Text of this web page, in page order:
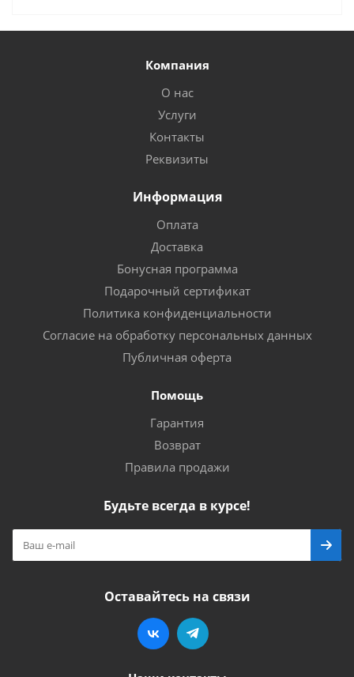
Компания
О нас
Услуги
Контакты
Реквизиты
Информация
Оплата
Доставка
Бонусная программа
Подарочный сертификат
Политика конфиденциальности
Согласие на обработку персональных данных
Публичная оферта
Помощь
Гарантия
Возврат
Правила продажи
Будьте всегда в курсе!
Оставайтесь на связи